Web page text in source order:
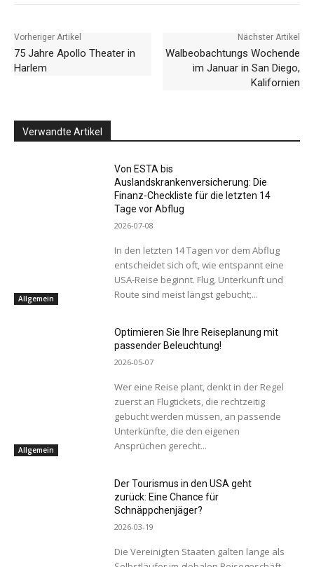
Vorheriger Artikel
75 Jahre Apollo Theater in
Harlem
Nächster Artikel
Walbeobachtungs Wochende
im Januar in San Diego,
Kalifornien
Verwandte Artikel
Allgemein
Von ESTA bis
Auslandskrankenversicherung: Die
Finanz-Checkliste für die letzten 14
Tage vor Abflug
2026-07-08
In den letzten 14 Tagen vor dem Abflug
entscheidet sich oft, wie entspannt eine
USA-Reise beginnt. Flug, Unterkunft und
Route sind meist längst gebucht;...
Allgemein
Optimieren Sie Ihre Reiseplanung mit
passender Beleuchtung!
2026-05-07
Wer eine Reise plant, denkt in der Regel
zuerst an Flugtickets, die rechtzeitig
gebucht werden müssen, an passende
Unterkünfte, die den eigenen
Ansprüchen gerecht...
Der Tourismus in den USA geht
zurück: Eine Chance für
Schnäppchenjäger?
2026-03-19
Die Vereinigten Staaten galten lange als